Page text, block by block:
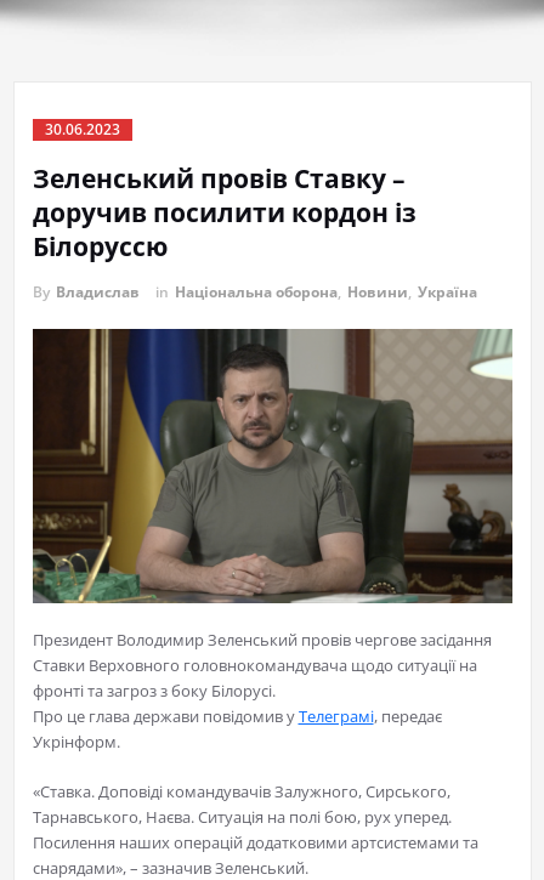
30.06.2023
Зеленський провів Ставку –
доручив посилити кордон із
Білоруссю
By Владислав in Національна оборона, Новини, Україна
Президент Володимир Зеленський провів чергове засідання
Ставки Верховного головнокомандувача щодо ситуації на
фронті та загроз з боку Білорусі.
Про це глава держави повідомив уТелеграмі, передає
Укрінформ.
«Ставка. Доповіді командувачів Залужного, Сирського,
Тарнавського, Наєва. Ситуація на полі бою, рух уперед.
Посилення наших операцій додатковими артсистемами та
снарядами», – зазначив Зеленський.